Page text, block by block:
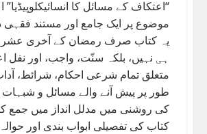
“اعتکاف کے مسائل کا
موضوع پر ایک جامع اور مستند
یہ کتاب صرف رمضان کے آخری
ہی نہیں، بلکہ سنّت، واجب، اور نفل
متعلق تمام شرعی احکام، شرائط،
طور پر پیش آنے والے مسائل و
کی روشنی میں مدلل انداز میں جمع
کتاب کی تفصیلی ابواب بندی اور